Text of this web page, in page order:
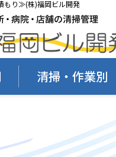
もり≫(株)福岡ビル開発
清掃・作業別